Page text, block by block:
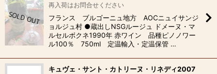
再入荷はお問合せください
フランス ブルゴーニュ地方 AOCニュイサンジ
ョルジュ村 ●蔵出しNSGルージュ ドメーヌ・マ
ルセルボクネ1990年 赤ワイン 品種ピノノワー
ル100％ 750ml 定温輸入・定温保管 …
キュヴェ・サント・カトリーヌ・リネディ2007